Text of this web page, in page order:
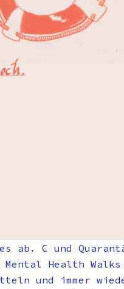
C und
Health
und immer